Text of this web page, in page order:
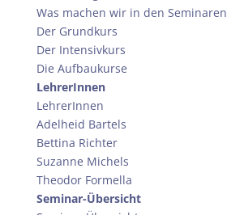
Was machen wir in den Seminaren
Der Grundkurs
Der Intensivkurs
Die Aufbaukurse
LehrerInnen
LehrerInnen
Adelheid Bartels
Bettina Richter
Suzanne Michels
Theodor Formella
Seminar-Übersicht